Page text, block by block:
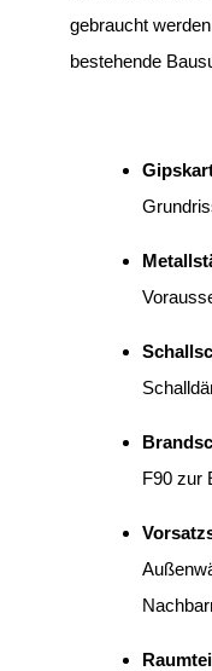
gebraucht
bestehende
F90 zur